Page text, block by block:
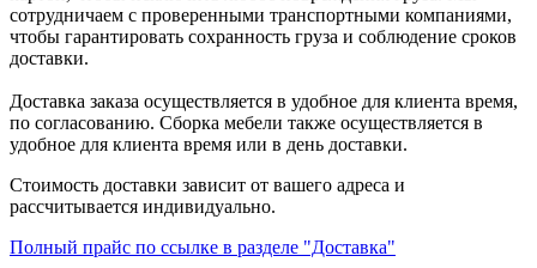
сотрудничаем с проверенными транспортными компаниями,
чтобы гарантировать сохранность груза и соблюдение сроков
доставки.
Доставка заказа осуществляется в удобное для клиента время,
по согласованию. Сборка мебели также осуществляется в
удобное для клиента время или в день доставки.
Стоимость доставки зависит от вашего адреса и
рассчитывается индивидуально.
Полный прайс по ссылке в разделе "Доставка"